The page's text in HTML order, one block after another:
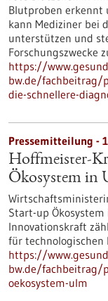
Blutproben erkennt
kann Mediziner bei
unterstützen und
Forschungszwecke
https://
bw.de/fachbeitrag/
die-schnellere-
Pressemitteilung -
Hoffmeister-
Ökosystem in
Start-up
Innovationskraft
für technologischen
https://
bw.de/fachbeitrag/
oekosystem-ulm